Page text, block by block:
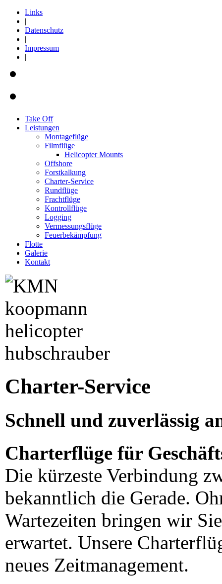
Links
|
Datenschutz
|
Impressum
|
Take Off
Leistungen
Montageflüge
Filmflüge
Helicopter Mounts
Offshore
Forstkalkung
Charter-Service
Rundflüge
Frachtflüge
Kontrollflüge
Logging
Vermessungsflüge
Feuerbekämpfung
Flotte
Galerie
Kontakt
Charter-Service
Schnell und zuverlässig
Charterflüge für
Die kürzeste Verbindung
bekanntlich die Gerade.
Wartezeiten bringen wir
erwartet. Unsere
neues Zeitmanagement.